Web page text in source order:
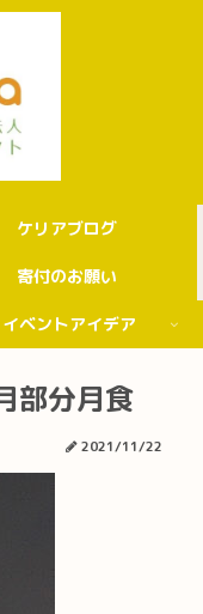
ケリアブログ
寄付のお願い
イベントアイデア
部分月食
2021/11/22